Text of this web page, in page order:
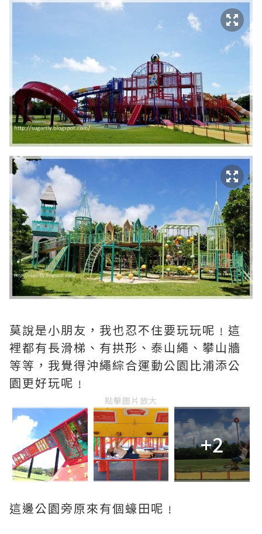
莫說是小朋友，我也忍不住要玩玩呢﹗這
裡都有長滑梯、有拱形、泰山繩、攀山牆
等等，我覺得沖繩綜合運動公園比浦添公
園更好玩呢﹗
點擊圖片放大
+2
這邊公園旁原來有個蠔田呢﹗